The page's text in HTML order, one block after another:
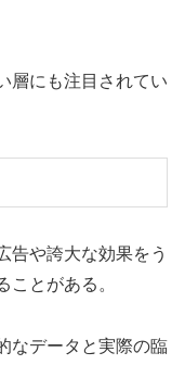
層にも注目されてい
告や誇大な効果をう
ことがある。
なデータと実際の臨